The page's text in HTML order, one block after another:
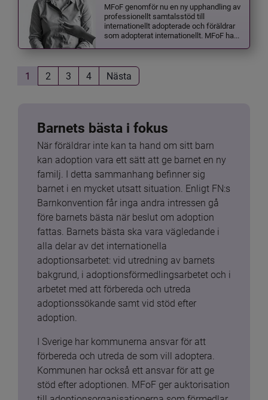
MFoF genomför nu en ny upphandling av
professionellt samtalsstöd till
internationellt adopterade och föräldrar
som adopterat internationellt. MFoF ha...
1 2 3 4 Nästa
Barnets bästa i fokus
När föräldrar inte kan ta hand om sitt barn
kan adoption vara ett sätt att ge barnet en ny
familj. I detta sammanhang befinner sig
barnet i en mycket utsatt situation. Enligt FN:s
Barnkonvention får inga andra intressen gå
före barnets bästa när beslut om adoption
fattas. Barnets bästa ska vara vägledande i
alla delar av det internationella
adoptionsarbetet: vid utredning av barnets
bakgrund, i adoptionsförmedlingsarbetet och i
arbetet med att förbereda och utreda
adoptionssökande samt vid stöd efter
adoption.
I Sverige har kommunerna ansvar för att
förbereda och utreda de som vill adoptera.
Kommunen har också ett ansvar för att ge
stöd efter adoptionen. MFoF ger auktorisation